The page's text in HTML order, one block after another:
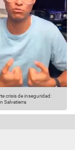
crisis de inseguridad:
Salvatierra